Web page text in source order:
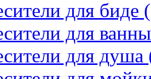
для биде
для
для душа